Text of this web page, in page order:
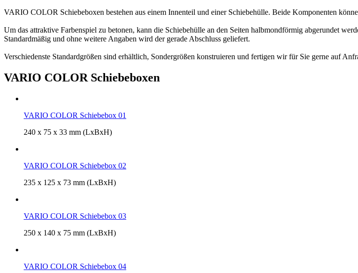
VARIO COLOR Schiebeboxen bestehen aus einem Innenteil und einer Schiebehülle. Beide Komponenten
Um das attraktive Farbenspiel zu betonen, kann die Schiebehülle an den Seiten halbmondförmig abgerundet
Standardmäßig und ohne weitere Angaben wird der gerade Abschluss geliefert.
Verschiedenste Standardgrößen sind erhältlich, Sondergrößen konstruieren und fertigen wir für Sie gerne auf
VARIO COLOR Schiebeboxen
VARIO COLOR Schiebebox 01
240 x 75 x 33 mm (LxBxH)
VARIO COLOR Schiebebox 02
235 x 125 x 73 mm (LxBxH)
VARIO COLOR Schiebebox 03
250 x 140 x 75 mm (LxBxH)
VARIO COLOR Schiebebox 04